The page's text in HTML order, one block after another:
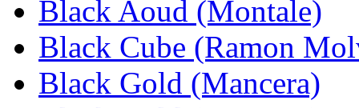
Black Aoud (Montale)
Black Cube (Ramon
Black Gold (Mancera)